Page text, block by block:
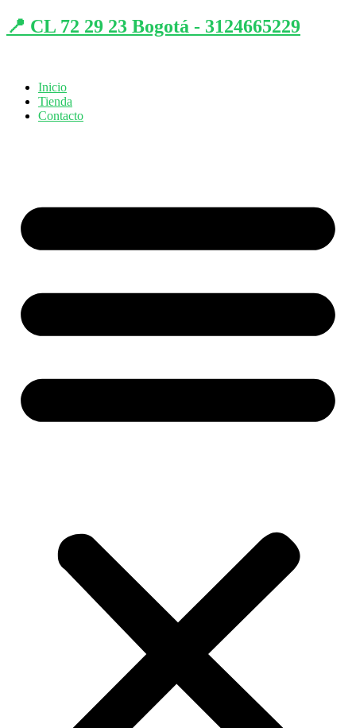
📍 CL 72 29 23 Bogotá - 3124665229
Inicio
Tienda
Contacto